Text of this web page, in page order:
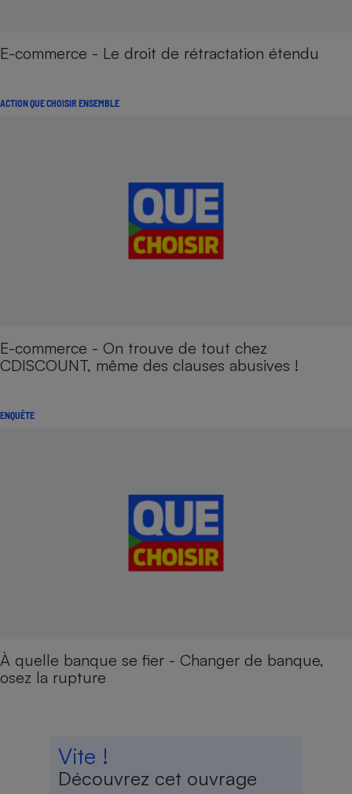
E-commerce - Le droit de rétractation étendu
ACTION QUE CHOISIR ENSEMBLE
E-commerce - On trouve de tout chez
CDISCOUNT, même des clauses abusives !
ENQUÊTE
À quelle banque se fier - Changer de banque,
osez la rupture
Vite !
Découvrez cet ouvrage